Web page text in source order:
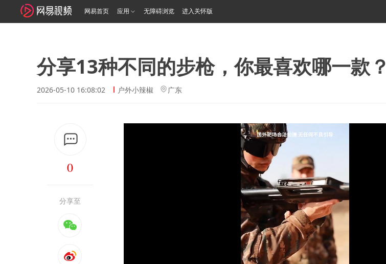
网易首页 应用 无障碍浏览 进入关怀版
分享13种不同的步枪，你最喜欢哪一款？
2026-05-10 16:08:02 户外小辣椒 广东
0
分享至